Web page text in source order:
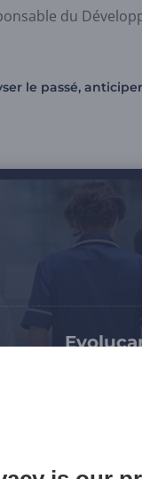
du
le passé,